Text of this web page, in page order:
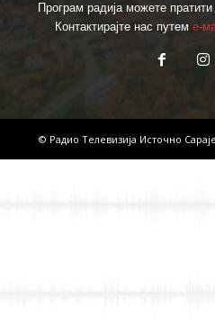
Програм радија можете
Контактирајте нас путем е-
© Радио Телевизија Источно